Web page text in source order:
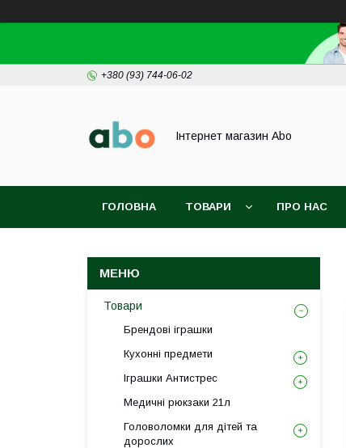
+380 (93) 744-06-02
Інтернет магазин Abo
ГОЛОВНА ТОВАРИ ПРО НАС
Товари
Брендові іграшки
Кухонні предмети
Іграшки Антистрес
Медичні рюкзаки 21л
Головоломки для дітей та
дорослих